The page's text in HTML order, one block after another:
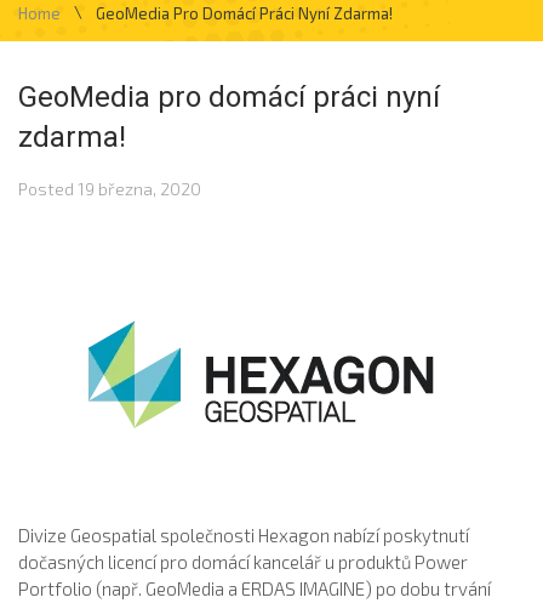
Home \ GeoMedia Pro Domácí Práci Nyní Zdarma!
GeoMedia pro domácí práci nyní
zdarma!
Posted 19 března, 2020
Divize Geospatial společnosti Hexagon nabízí poskytnutí
dočasných licencí pro domácí kancelář u produktů Power
Portfolio (např. GeoMedia a ERDAS IMAGINE) po dobu trvání